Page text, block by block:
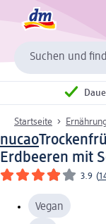
Suchen und
Startseite
nucao
Erdbeeren mit
3.9 (
Vegan